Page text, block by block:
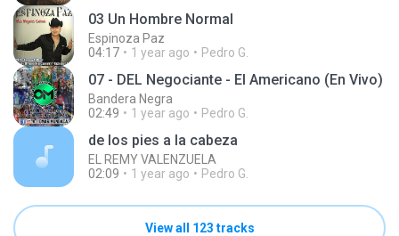
03 Un Hombre Normal
Espinoza Paz
04:17
1 year ago Pedro G.
07 - DEL Negociante - El Americano (En Vivo)
Bandera Negra
02:49
1 year ago Pedro G.
de los pies a la cabeza
EL REMY VALENZUELA
02:09
1 year ago Pedro G.
View all 123 tracks